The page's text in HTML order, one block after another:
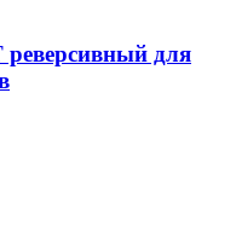
реверсивный для